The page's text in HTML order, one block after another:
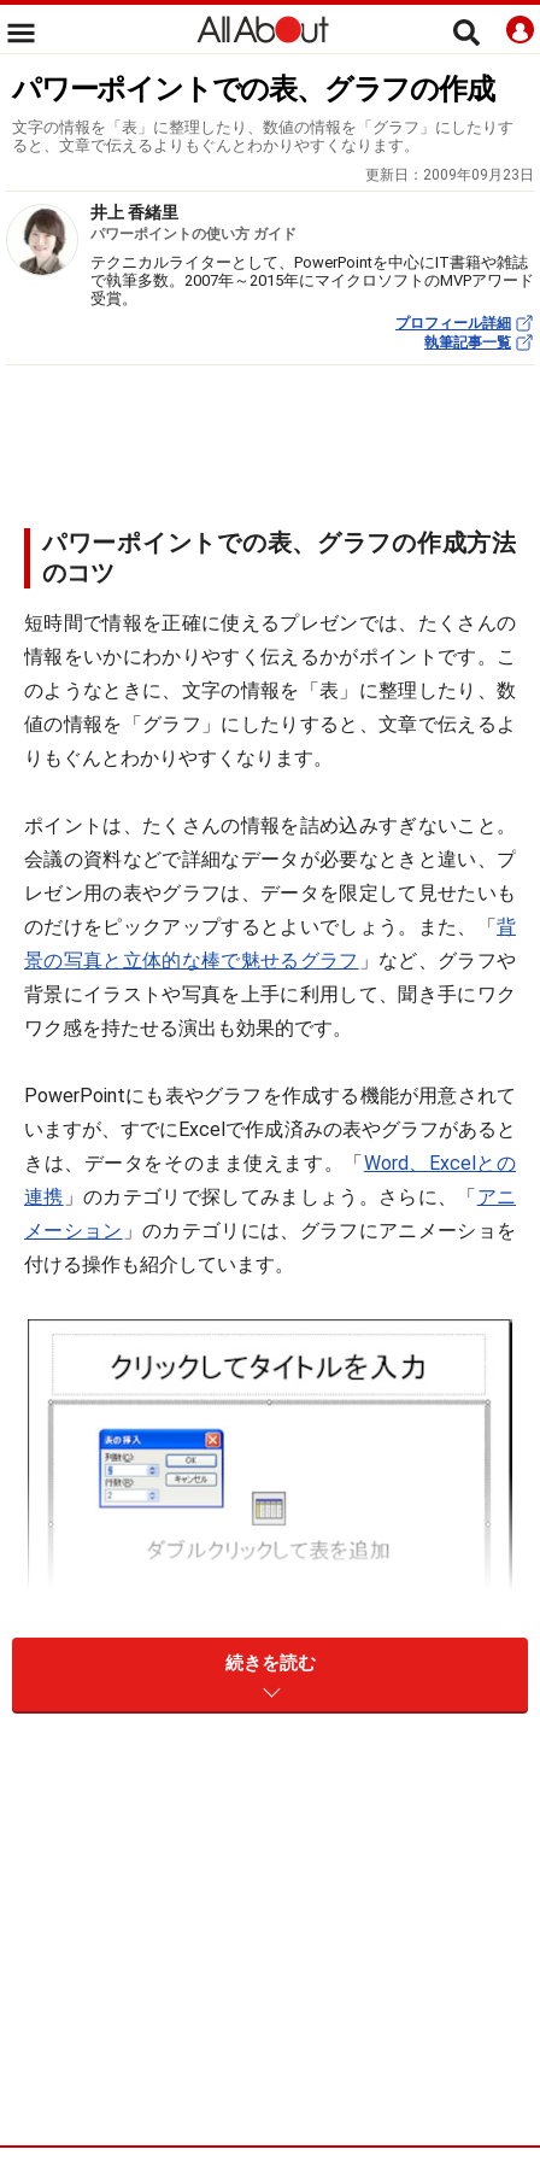
パワーポイントでの表、グラフの作成
文字の情報を「表」に整理したり、数値の情報を「グラフ」にしたりす
ると、文章で伝えるよりもぐんとわかりやすくなります。
更新日： 2009年09月23日
井上 香緒里
パワーポイントの使い方 ガイド
テクニカルライターとして、PowerPointを中心にIT書籍や雑誌
で執筆多数。2007年～2015年にマイクロソフトのMVPアワード
受賞。
プロフィール詳細
執筆記事一覧
パワーポイントでの表、グラフの作成方法
のコツ
短時間で情報を正確に使えるプレゼンでは、たくさんの
情報をいかにわかりやすく伝えるかがポイントです。こ
のようなときに、文字の情報を「表」に整理したり、数
値の情報を「グラフ」にしたりすると、文章で伝えるよ
りもぐんとわかりやすくなります。
ポイントは、たくさんの情報を詰め込みすぎないこと。
会議の資料などで詳細なデータが必要なときと違い、プ
レゼン用の表やグラフは、データを限定して見せたいも
のだけをピックアップするとよいでしょう。また、「背
景の写真と立体的な棒で魅せるグラフ 」など、グラフや
背景にイラストや写真を上手に利用して、聞き手にワク
ワク感を持たせる演出も効果的です。
PowerPointにも表やグラフを作成する機能が用意されて
いますが、すでにExcelで作成済みの表やグラフがあると
きは、データをそのまま使えます。「Word、Excelとの
連携 」のカテゴリで探してみましょう。さらに、「アニ
メーション 」のカテゴリには、グラフにアニメーショを
付ける操作も紹介しています。
スライドには、表専用のものが用意されている。列数と
続きを読む